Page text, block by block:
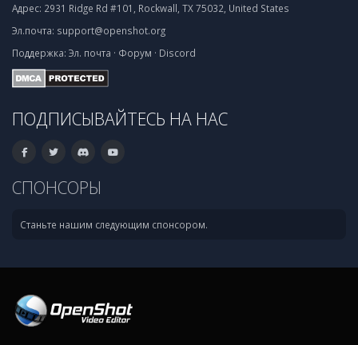
Адрес: 2931 Ridge Rd #101, Rockwall, TX 75032, United States
Эл.почта: support@openshot.org
Поддержка: Эл. почта · Форум · Discord
ПОДПИСЫВАЙТЕСЬ НА НАС
СПОНСОРЫ
Станьте нашим следующим спонсором.